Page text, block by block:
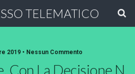
TELEMATICO
2019 • Nessun Commento
Con La Decisione N.